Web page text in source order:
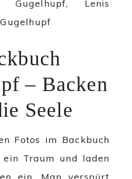
– Backen
Seele
Fotos im Backbuch
ein Traum und laden